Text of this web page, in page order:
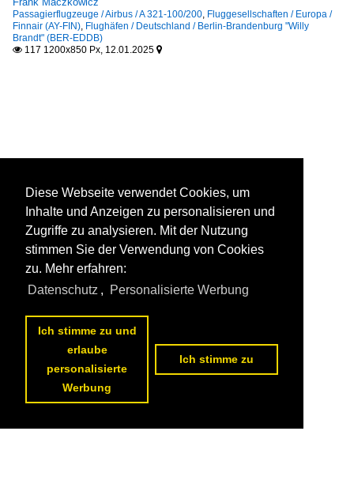
Passagierflugzeuge / Airbus / A 321-100/200, Fluggesellschaften / Europa /
Finnair (AY-FIN), Flughäfen / Deutschland / Berlin-Brandenburg "Willy
Brandt" (BER-EDDB)
 117 1200x850 Px, 12.01.2025 
Diese Webseite verwendet Cookies, um
Inhalte und Anzeigen zu personalisieren und
Zugriffe zu analysieren. Mit der Nutzung
stimmen Sie der Verwendung von Cookies
zu. Mehr erfahren:
Datenschutz , Personalisierte Werbung
Ich stimme zu und
erlaube
personalisierte
Werbung
Ich stimme zu